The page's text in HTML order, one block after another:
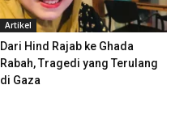
Artikel
Dari Hind Rajab ke Ghada
Rabah, Tragedi yang Terulang
di Gaza